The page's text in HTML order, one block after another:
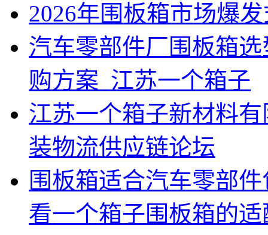
2026年围板箱市场爆
汽车零部件厂围板箱
购方案_江苏一个箱子
江苏一个箱子新材料
装物流供应链论坛
围板箱适合汽车零部
看一个箱子围板箱的适